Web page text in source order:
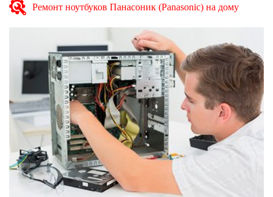
Ремонт ноутбуков Панасоник (Panasonic) на дому